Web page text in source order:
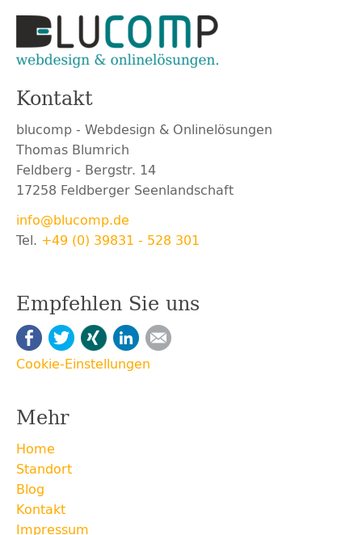
Kontakt
blucomp - Webdesign & Onlinelösungen
Thomas Blumrich
Feldberg - Bergstr. 14
17258 Feldberger Seenlandschaft
info@blucomp.de
Tel. +49 (0) 39831 - 528 301
Empfehlen Sie uns
Facebook
TwitterXing LinkedIn
Cookie-Einstellungen
Mehr
Navigation
überspringen
Home
Standort
Blog
Kontakt
Impressum